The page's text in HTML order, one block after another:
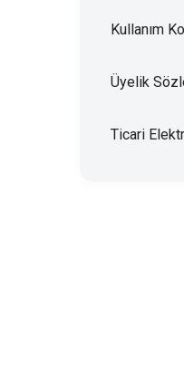
Kullanım
Üyelik
Ticari